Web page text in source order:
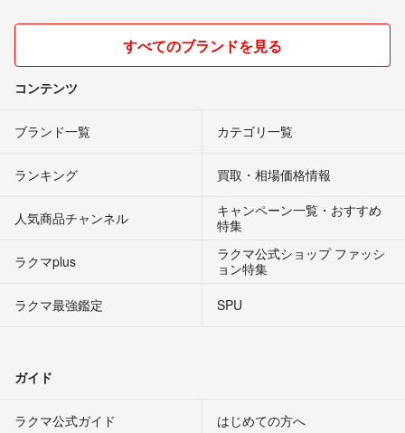
すべてのブランドを見る
コンテンツ
ブランド一覧 カテゴリ一覧
ランキング 買取・相場価格情報
人気商品チャンネル
キャンペーン一覧・おすすめ
特集
ラクマplus
ラクマ公式ショップ ファッシ
ョン特集
ラクマ最強鑑定
SPU
ガイド
ラクマ公式ガイド はじめての方へ